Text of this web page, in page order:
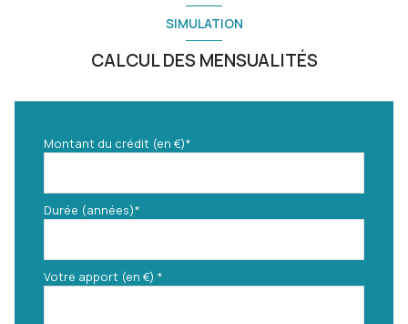
SIMULATION
CALCUL DES MENSUALITÉS
Montant du crédit (en €)*
Durée (années)*
Votre apport (en €) *